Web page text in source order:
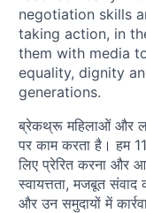
negotiation skills
taking action, in
them with media
equality, dignity
generations.
ब्रेकथ्रू महिलाओं और
पर काम करता है। हम
लिए प्रेरित करना और
स्वायत्तता, मजबूत
और उन समुदायों में